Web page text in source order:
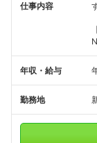
仕事内容
年収・給与
勤務地